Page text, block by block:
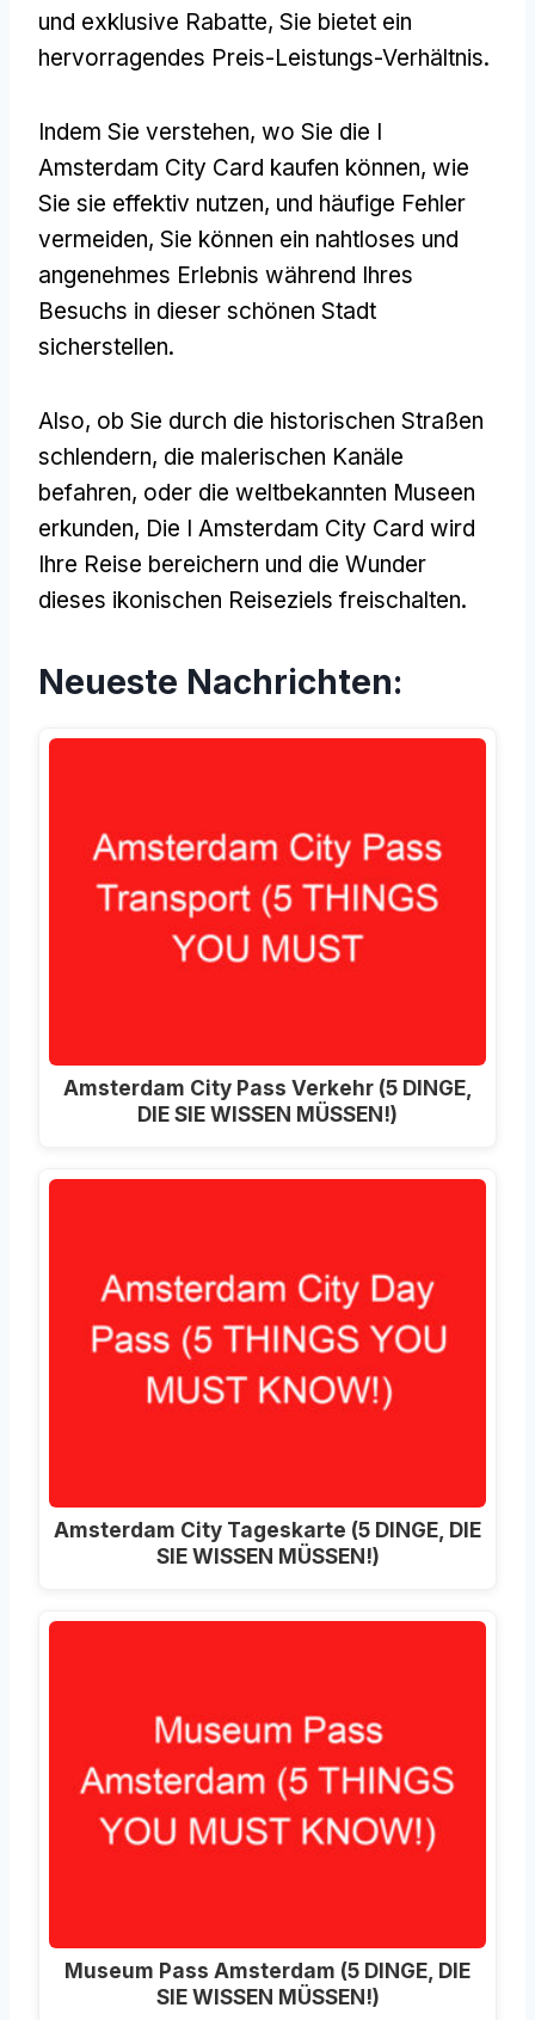
und exklusive Rabatte, Sie bietet ein
hervorragendes Preis-Leistungs-Verhältnis.
Indem Sie verstehen, wo Sie die I
Amsterdam City Card kaufen können, wie
Sie sie effektiv nutzen, und häufige Fehler
vermeiden, Sie können ein nahtloses und
angenehmes Erlebnis während Ihres
Besuchs in dieser schönen Stadt
sicherstellen.
Also, ob Sie durch die historischen Straßen
schlendern, die malerischen Kanäle
befahren, oder die weltbekannten Museen
erkunden, Die I Amsterdam City Card wird
Ihre Reise bereichern und die Wunder
dieses ikonischen Reiseziels freischalten.
Neueste Nachrichten:
Amsterdam City Pass Verkehr (5 DINGE,
DIE SIE WISSEN MÜSSEN!)
Amsterdam City Tageskarte (5 DINGE, DIE
SIE WISSEN MÜSSEN!)
Museum Pass Amsterdam (5 DINGE, DIE
SIE WISSEN MÜSSEN!)